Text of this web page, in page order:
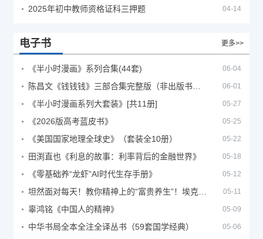
2025年初中教师资格证科三押题 04-14
电子书 更多>>
《半小时漫画》系列合集(44套) 06-04
06-01
《半小时漫画系列大套装》[共11册] 05-27
《2026版高考蓝皮书》 05-25
《美国国家地理全球史》（套装全10册） 05-22
田渕直也《利息的故事：利率背后的金融世界》 05-18
《零基础养“龙虾”AI时代生存手册》 05-12
05-11
辜鸿铭《中国人的精神》 05-09
中华书局全本全注全译丛书（59套国学经典） 05-06